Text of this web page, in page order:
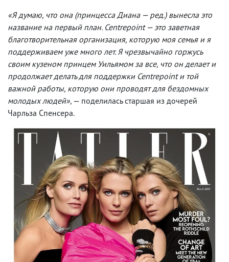
«Я думаю, что она (принцесса Диана — ред.) вынесла это
название на первый план. Centrepoint — это заветная
благотворительная организация, которую моя семья и я
поддерживаем уже много лет. Я чрезвычайно горжусь
своим кузеном принцем Уильямом за все, что он делает и
продолжает делать для поддержки Centrepoint и той
важной работы, которую они проводят для бездомных
молодых людей», — поделилась старшая из дочерей
Чарльза Спенсера.